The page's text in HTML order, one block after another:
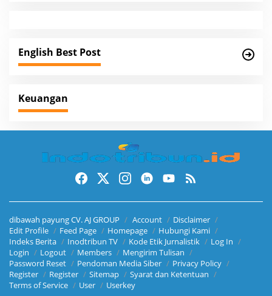
a
t
i
o
English Best Post
Keuangan
dibawah payung CV. AJ GROUP Account
Disclaimer
Edit Profile
Feed Page Homepage
Hubungi Kami
Indeks Berita
Inodtribun TV Kode Etik Jurnalistik
Log In
Login
Logout Members
Mengirim Tulisan
Password Reset
Pendoman Media Siber
Privacy Policy
Register
Register Sitemap
Syarat dan Ketentuan
Terms of Service
User Userkey